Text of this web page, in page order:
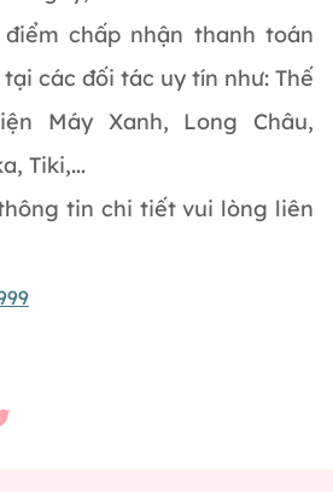
chấp nhận thanh toán
các đối tác uy tín như: Thế
Máy Xanh, Long Châu,
Tiki,...
tin chi tiết vui lòng liên